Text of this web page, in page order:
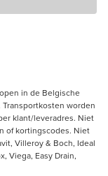
in de Belgische
Transportkosten worden
klant/leveradres. Niet
of kortingscodes. Niet
Villeroy & Boch, Ideal
Viega, Easy Drain,